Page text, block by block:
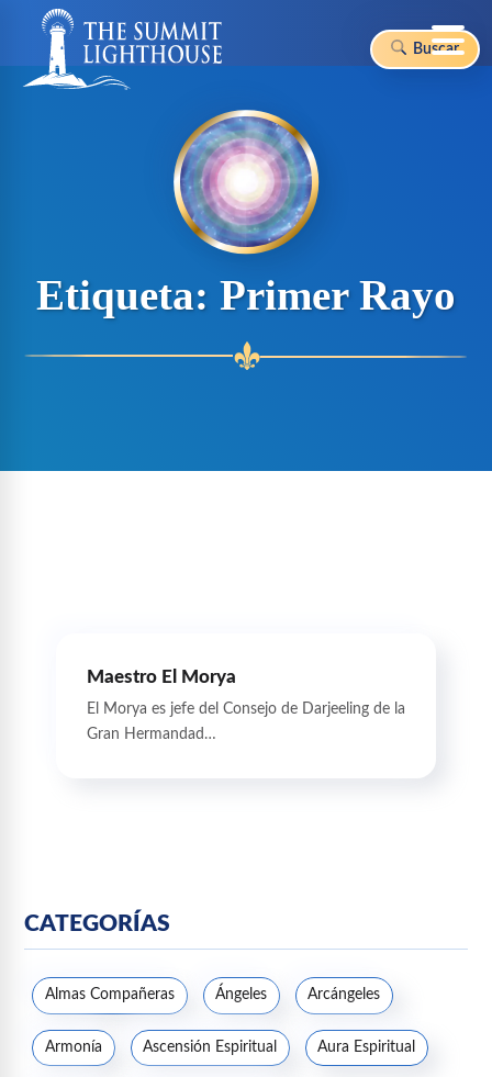
Buscar
Etiqueta: Primer Rayo
Maestro El Morya
El Morya es jefe del Consejo de Darjeeling de la
Gran Hermandad…
CATEGORÍAS
Almas Compañeras Ángeles Arcángeles
Armonía Ascensión Espiritual Aura Espiritual